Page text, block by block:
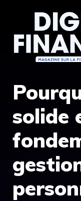
contenu
solide